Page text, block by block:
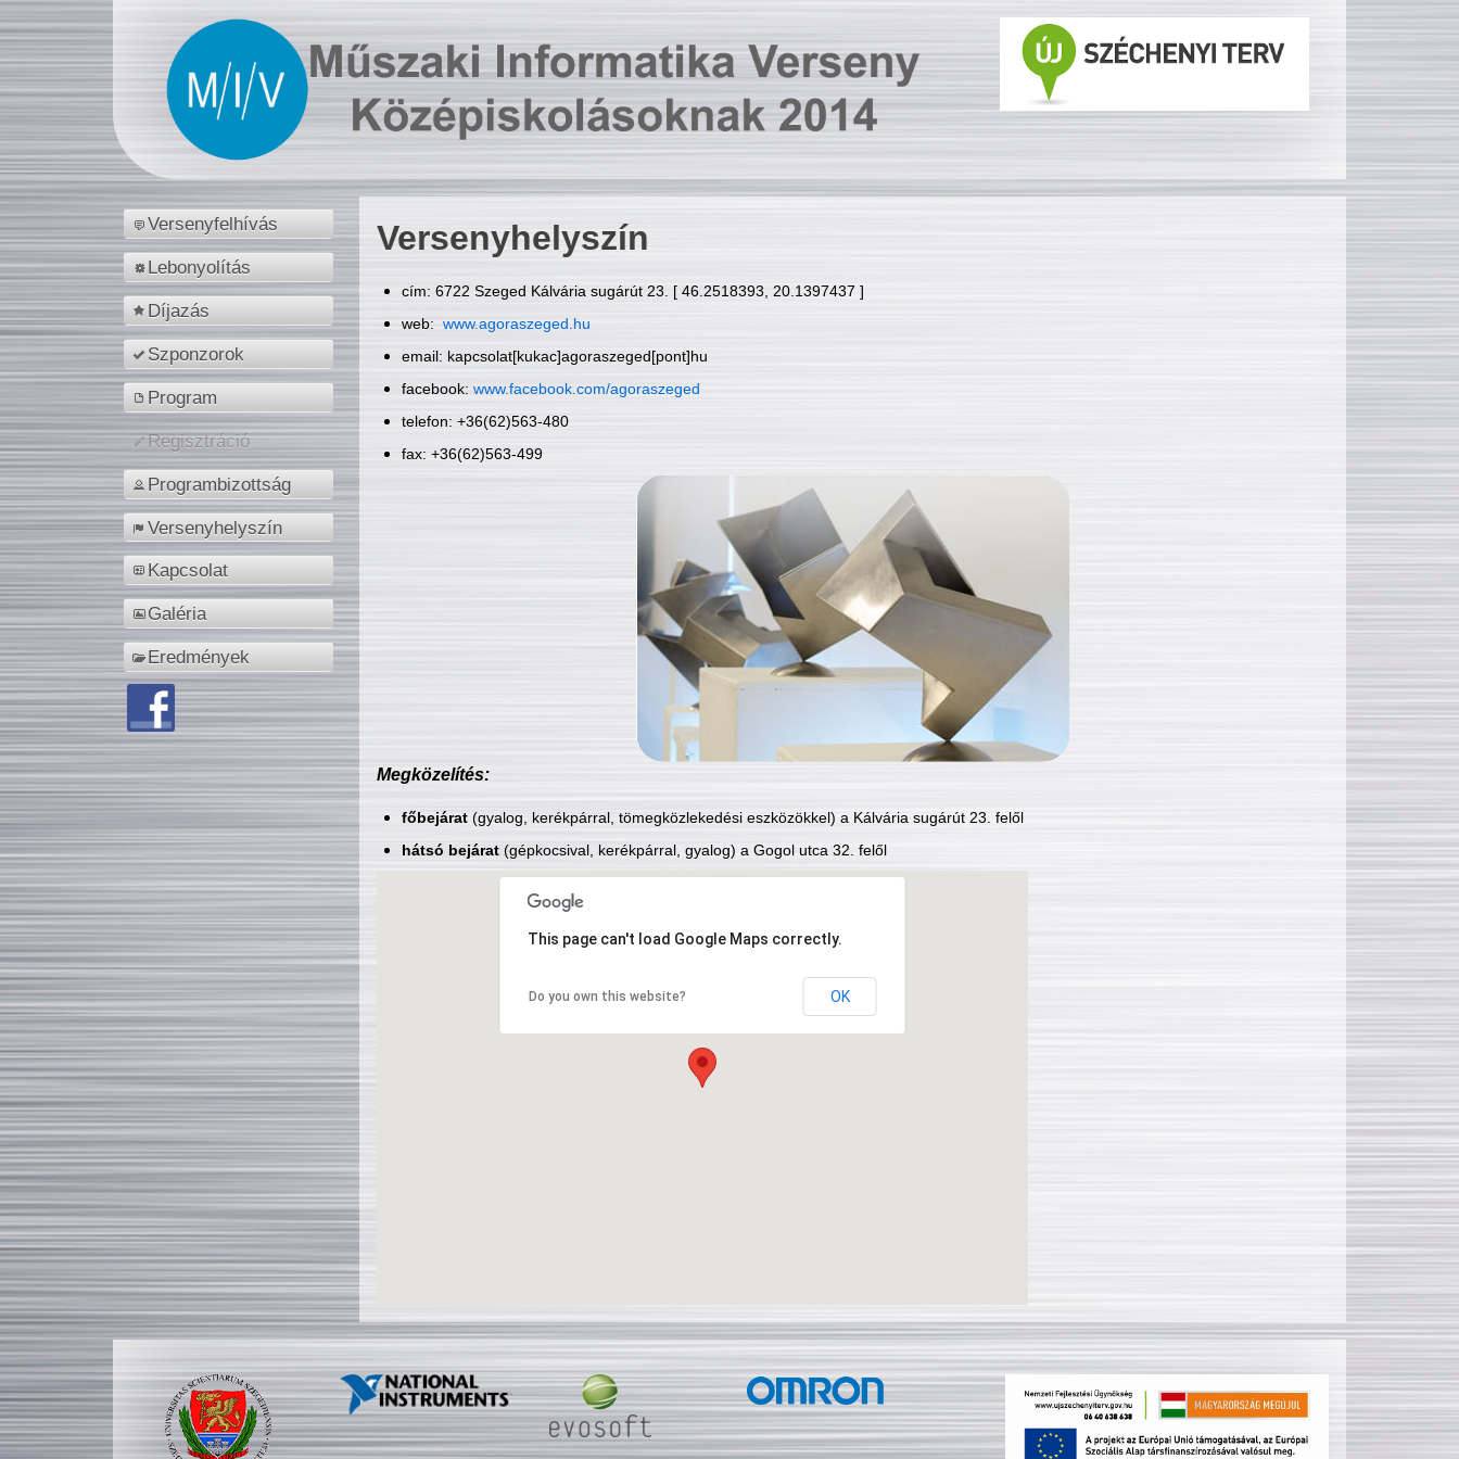
Versenyfelhívás
Lebonyolítás
Díjazás
Szponzorok
Program
Regisztráció
Programbizottság
Versenyhelyszín
Kapcsolat
Galéria
Eredmények
Versenyhelyszín
cím: 6722 Szeged Kálvária sugárút 23. [ 46.2518393, 20.1397437 ]
web: www.agoraszeged.hu
email: kapcsolat[kukac]agoraszeged[pont]hu
facebook: www.facebook.com/agoraszeged
telefon: +36(62)563-480
fax: +36(62)563-499
Megközelítés:
főbejárat(gyalog, kerékpárral, tömegközlekedési eszközökkel) a Kálvária sugárút 23. felől
hátsó bejárat(gépkocsival, kerékpárral, gyalog) a Gogol utca 32. felől
This page can't load Google Maps correctly.
Do you own this website? OK